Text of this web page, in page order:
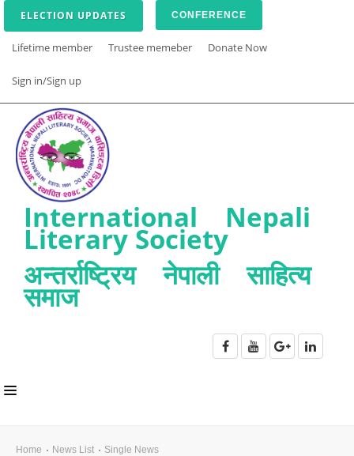
ELECTION UPDATES CONFERENCE
Lifetime member Trustee memeber Donate Now
Sign in/Sign up
International Nepali
Literary Society
अन्तर्राष्ट्रिय नेपाली साहित्य
समाज
Home News List Single News